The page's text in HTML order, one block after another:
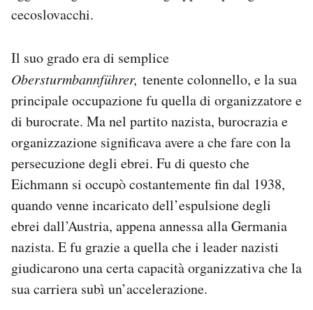
cecoslovacchi.
Il suo grado era di semplice
Obersturmbannführer, tenente colonnello, e la sua
principale occupazione fu quella di organizzatore e
di burocrate. Ma nel partito nazista, burocrazia e
organizzazione significava avere a che fare con la
persecuzione degli ebrei. Fu di questo che
Eichmann si occupò costantemente fin dal 1938,
quando venne incaricato dell’espulsione degli
ebrei dall’Austria, appena annessa alla Germania
nazista. E fu grazie a quella che i leader nazisti
giudicarono una certa capacità organizzativa che la
sua carriera subì un’accelerazione.